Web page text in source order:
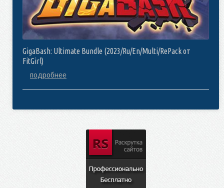
GigaBash: Ultimate Bundle (2023/Ru/En/Multi/RePack от
FitGirl)
подробнее